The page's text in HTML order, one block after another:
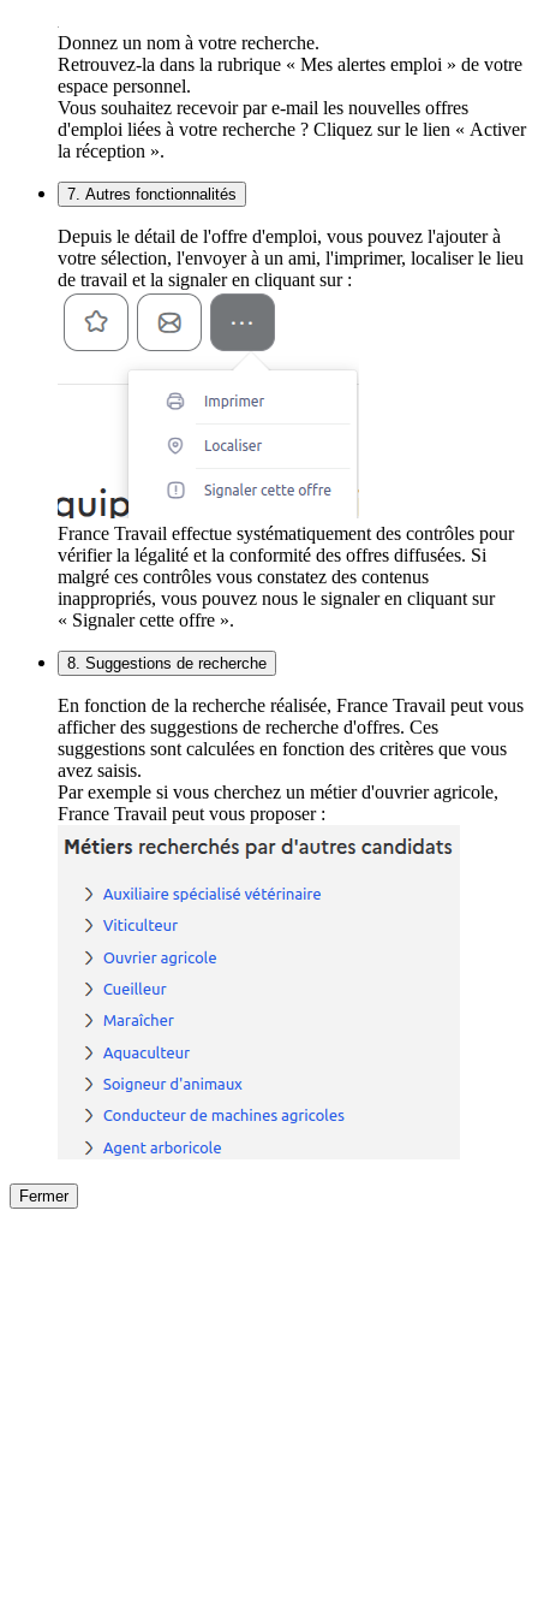
Donnez un nom à votre recherche.
Retrouvez-la dans la rubrique « Mes alertes emploi » de votre
espace personnel.
Vous souhaitez recevoir par e-mail les nouvelles offres
d'emploi liées à votre recherche ? Cliquez sur le lien « Activer
la réception ».
7. Autres fonctionnalités
Depuis le détail de l'offre d'emploi, vous pouvez l'ajouter à
votre sélection, l'envoyer à un ami, l'imprimer, localiser le lieu
de travail et la signaler en cliquant sur :
France Travail effectue systématiquement des contrôles pour
vérifier la légalité et la conformité des offres diffusées. Si
malgré ces contrôles vous constatez des contenus
inappropriés, vous pouvez nous le signaler en cliquant sur
« Signaler cette offre ».
8. Suggestions de recherche
En fonction de la recherche réalisée, France Travail peut vous
afficher des suggestions de recherche d'offres. Ces
suggestions sont calculées en fonction des critères que vous
avez saisis.
Par exemple si vous cherchez un métier d'ouvrier agricole,
France Travail peut vous proposer :
Fermer